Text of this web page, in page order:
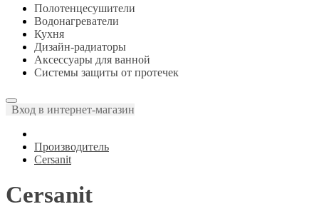
Полотенцесушители
Водонагреватели
Кухня
Дизайн-радиаторы
Аксессуары для ванной
Системы защиты от протечек
Вход в интернет-магазин
Производитель
Cersanit
Cersanit